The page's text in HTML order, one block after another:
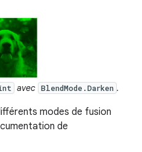
avec BlendMode.Darken .
modes de fusion
de